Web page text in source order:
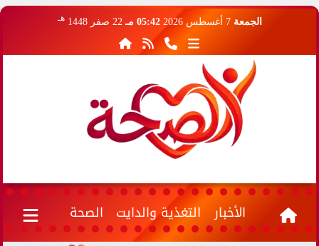
الجمعة 7 أغسطس 2026 05:42 مـ 22 صفر 1448 هـ
الأخبار التغذية والدايت الصحة